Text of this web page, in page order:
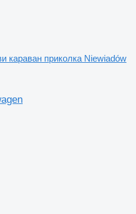
караван приколка Niewiadów